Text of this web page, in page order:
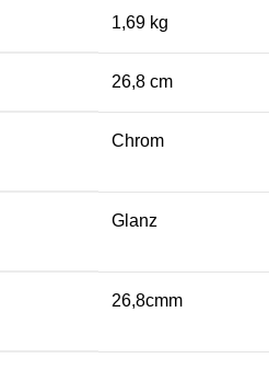
1,69 kg
26,8 cm
Chrom
Glanz
26,8cmm